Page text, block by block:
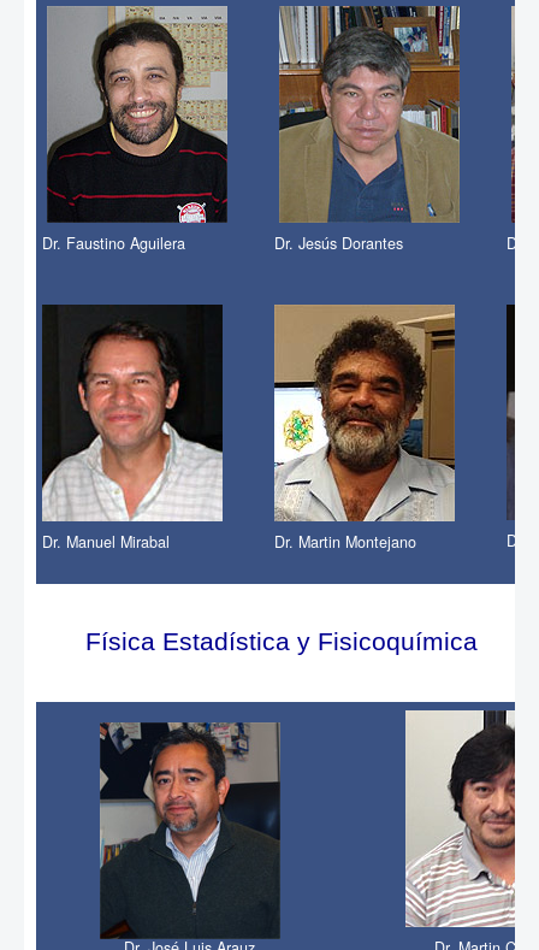
Dr. Faustino Aguilera Dr. Jesús Dorantes Dr.
Dr. Manuel Mirabal Dr. Martin Montejano Dr.
Física Estadística y Fisicoquímica